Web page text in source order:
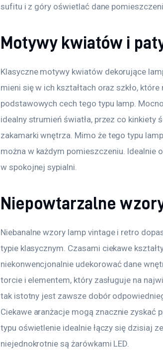
sufitu i z góry oświetlać dane
Motywy kwiatów i
Klasyczne motywy kwiatów dekorujące
mieni się w ich kształtach oraz szkło,
podstawowych cech tego typu lamp.
idealny strumień światła, przez co
zakamarki wnętrza. Mimo że tego typu
można w każdym pomieszczeniu. Idealnie
w spokojnej sypialni.
Niepowtarzalne
Niebanalne wzory lamp vintage i retro
typie klasycznym. Czasami ciekawe
niekonwencjonalnie udekorować dane
torcie i elementem, który zasługuje na
tak istotny jest zawsze dobór
Ciekawe aranżacje mogą znacznie zyskać
typu oświetlenie idealnie łączy się dzisiaj
niejednokrotnie są żarówkami LED.